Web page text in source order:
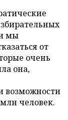
мы
от
очень
она,
возможности
человек.